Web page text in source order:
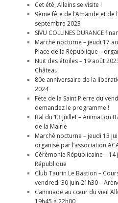
Cet été, Alleins se visite !
9ème fête de l’Amande et de
septembre 2023
SIVU COLLINES DURANCE
Marché nocturne – jeudi 17
Place de la République –
Nuit des étoiles – 19 août
Château
80e anniversaire de la
2024
Fête de la Saint Pierre du
demandez le programme !
Bal du 13 juillet – Animation
de la Mairie
Marché nocturne – jeudi 13
organisé par l’association
Cérémonie Républicaine – 14
République
Club Taurin Le Bastion –
vendredi 30 juin 21h30 –
Caminade au cœur du vieil
19h45 à 22h00